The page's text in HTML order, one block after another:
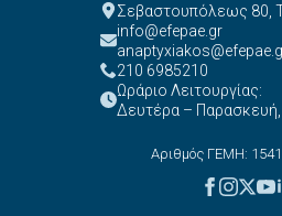
Σεβαστουπόλεως 80,
info@efepae.gr
210 6985210
Ωράριο Λειτουργίας:
Δευτέρα – Παρασκευή,
Αριθμός ΓΕΜΗ: